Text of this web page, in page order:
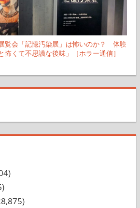
覧会「記憶汚染展」は怖いのか？ 体験
くて不思議な後味」［ホラー通信］